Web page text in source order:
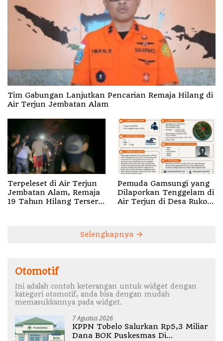
Tim Gabungan Lanjutkan Pencarian Remaja Hilang di
Air Terjun Jembatan Alam
Terpeleset di Air Terjun
Jembatan Alam, Remaja
19 Tahun Hilang Terseret
Pemuda Gamsungi yang
Dilaporkan Tenggelam di
Air Terjun di Desa Ruko
Selengkapnya
Otomotif
Ini adalah contoh keterangan untuk widget dengan
kategori otomotif, anda bisa dengan mudah
memasukkannya pada widget.
7 Agustus 2026
KPPN Tobelo Salurkan Rp5,3 Miliar
Dana BOK Puskesmas Di